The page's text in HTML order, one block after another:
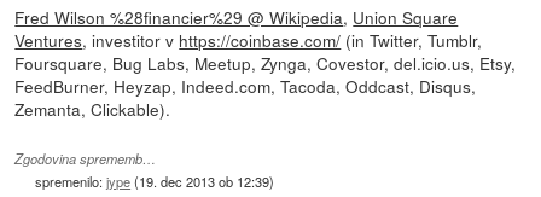
Fred Wilson %28financier%29 @ Wikipedia, Union Square
Ventures, investitor v https://coinbase.com/ (in Twitter, Tumblr,
Foursquare, Bug Labs, Meetup, Zynga, Covestor, del.icio.us, Etsy,
FeedBurner, Heyzap, Indeed.com, Tacoda, Oddcast, Disqus,
Zemanta, Clickable).
Zgodovina sprememb…
spremenilo:jype(19. dec 2013 ob 12:39)